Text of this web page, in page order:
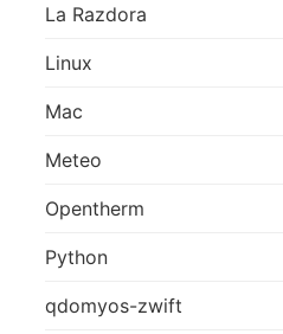
La Razdora
Linux
Mac
Meteo
Opentherm
Python
qdomyos-zwift